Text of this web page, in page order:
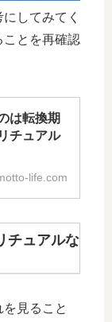
してみてく
ことを再確認
は転換期
チュアル
life.com
チュアルな
見ること